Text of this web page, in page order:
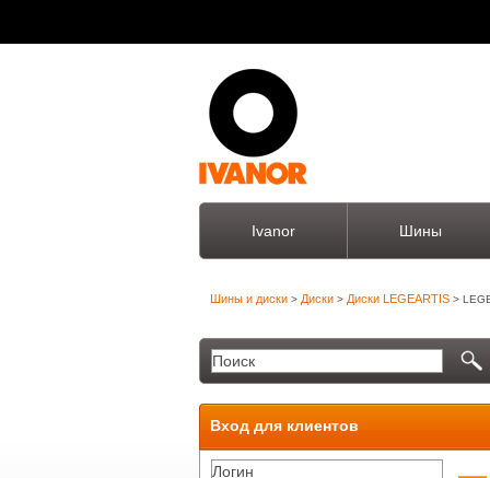
Ivanor Шины
Шины и диски > Диски > Диски LEGEARTIS >
Вход для клиентов